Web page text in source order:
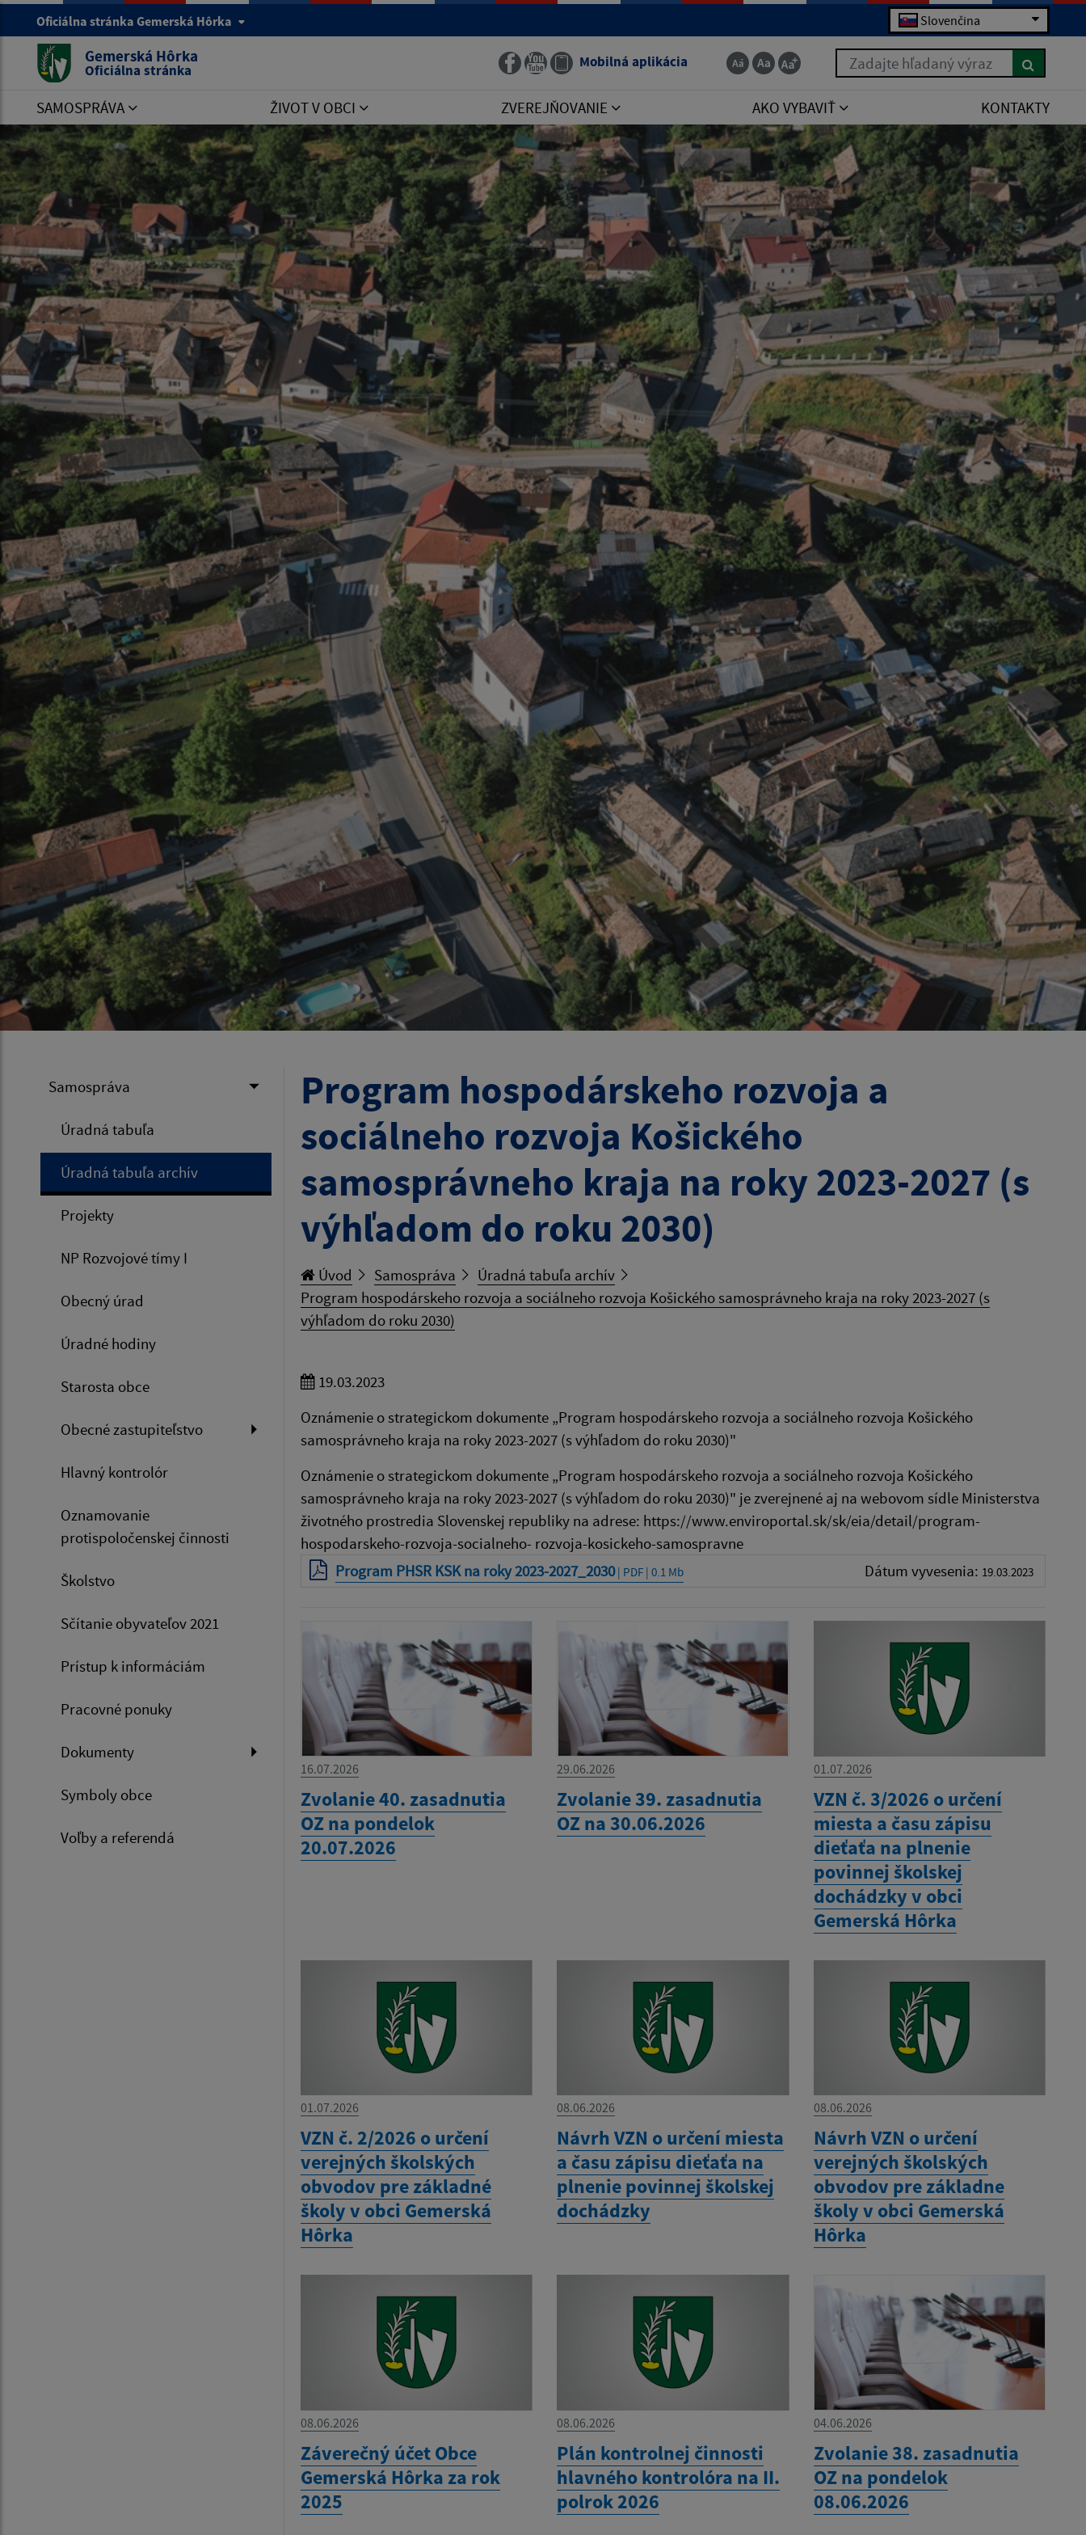
Oficiálna stránka Gemerská Hôrka Slovenčina
Gemerská Hôrka
Oficiálna stránka Mobilná aplikácia Zadajte hľadaný výraz
SAMOSPRÁVA ŽIVOT V OBCI ZVEREJŇOVANIE AKO VYBAVIŤ KONTAKTY
Samospráva
Úradná tabuľa
Úradná tabuľa archív
Projekty
NP Rozvojové tímy I
Obecný úrad
Úradné hodiny
Starosta obce
Obecné zastupiteľstvo
Hlavný kontrolór
Oznamovanie
protispoločenskej činnosti
Školstvo
Sčítanie obyvateľov 2021
Prístup k informáciám
Pracovné ponuky
Dokumenty
Symboly obce
Voľby a referendá
Program hospodárskeho rozvoja a
sociálneho rozvoja Košického
samosprávneho kraja na roky 2023-2027 (s
výhľadom do roku 2030)
Úvod Samospráva
Úradná tabuľa archív
Program hospodárskeho rozvoja a sociálneho rozvoja Košického samosprávneho kraja na roky 2023-2027 (s
výhľadom do roku 2030)
19.03.2023
Oznámenie o strategickom dokumente „Program hospodárskeho rozvoja a sociálneho rozvoja Košického
samosprávneho kraja na roky 2023-2027 (s výhľadom do roku 2030)"
Oznámenie o strategickom dokumente „Program hospodárskeho rozvoja a sociálneho rozvoja Košického
samosprávneho kraja na roky 2023-2027 (s výhľadom do roku 2030)" je zverejnené aj na webovom sídle Ministerstva
životného prostredia Slovenskej republiky na adrese: https://www.enviroportal.sk/sk/eia/detail/program-
hospodarskeho-rozvoja-socialneho- rozvoja-kosickeho-samospravne
Program PHSR KSK na roky 2023-2027_2030| PDF | 0.1 Mb Dátum vyvesenia: 19.03.2023
16.07.2026
Zvolanie 40. zasadnutia
OZ na pondelok
20.07.2026
29.06.2026
Zvolanie 39. zasadnutia
OZ na 30.06.2026
01.07.2026
VZN č. 3/2026 o určení
miesta a času zápisu
dieťaťa na plnenie
povinnej školskej
dochádzky v obci
Gemerská Hôrka
01.07.2026
VZN č. 2/2026 o určení
verejných školských
obvodov pre základné
školy v obci Gemerská
Hôrka
08.06.2026
Návrh VZN o určení miesta
a času zápisu dieťaťa na
plnenie povinnej školskej
dochádzky
08.06.2026
Návrh VZN o určení
verejných školských
obvodov pre základne
školy v obci Gemerská
Hôrka
08.06.2026
Záverečný účet Obce
Gemerská Hôrka za rok
2025
08.06.2026
Plán kontrolnej činnosti
hlavného kontrolóra na II.
polrok 2026
04.06.2026
Zvolanie 38. zasadnutia
OZ na pondelok
08.06.2026